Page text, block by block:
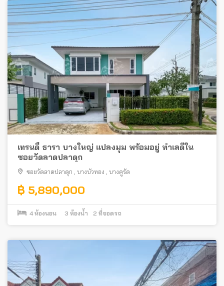
เทรนดี้ ธารา บางใหญ่ แปลงมุม พร้อมอยู่ ทำเลดีใน
ซอยวัดลาดปลาดุก
ซอยวัดลาดปลาดุก บางบัวทอง บางคูรัด
฿ 5,890,000
4 ห้องนอน 3 ห้องน้ำ 2 ที่จอดรถ